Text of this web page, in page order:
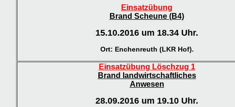
Einsatzübung
Brand Scheune (B4)
15.10.2016 um 18.34 Uhr.
Ort: Enchenreuth (LKR Hof).
Einsatzübung Löschzug 1
Brand landwirtschaftliches
Anwesen
28.09.2016 um 19.10 Uhr.